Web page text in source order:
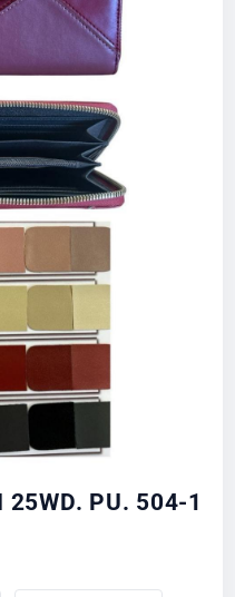
25WD. PU. 504-1